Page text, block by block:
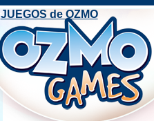
JUEGOS de OZMO